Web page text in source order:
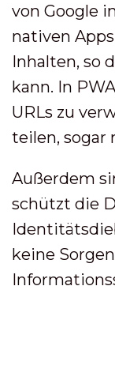
von Google
nativen
Inhalten, so
kann. In
URLs zu
teilen, sogar
Außerdem
schützt die
keine